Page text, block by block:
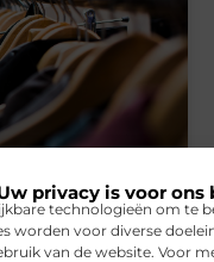
privacy is voor
technologieën om te
worden voor diverse
van de website. Voor
bamboekleding